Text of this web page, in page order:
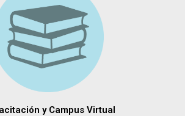
y Campus Virtual